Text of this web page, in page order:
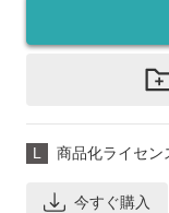
L 商品化ライセン
今すぐ購入